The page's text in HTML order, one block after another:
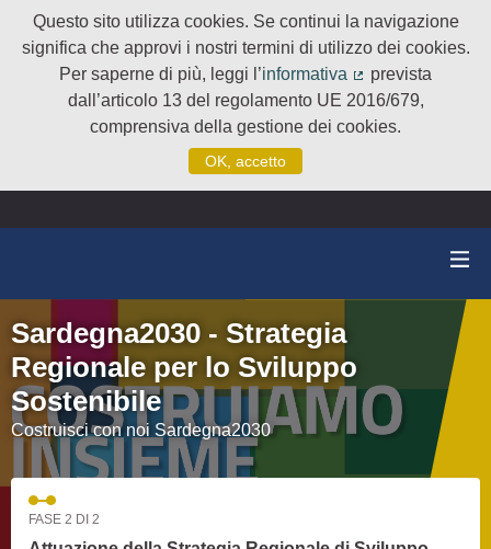
Questo sito utilizza cookies. Se continui la navigazione
significa che approvi i nostri termini di utilizzo dei cookies.
Per saperne di più, leggi l’informativa
(Collegamento
prevista
dall’articolo 13 del regolamento UE 2016/679,
comprensiva della gestione dei cookies.
OK, accetto
Sardegna2030 - Strategia
Regionale per lo Sviluppo
Sostenibile
Costruisci con noi Sardegna2030
FASE 2 DI 2